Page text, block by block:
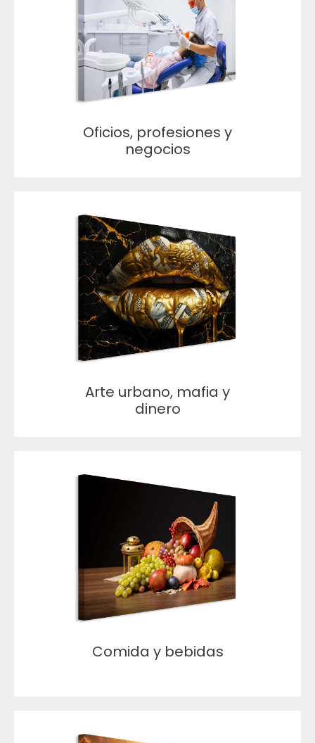
Oficios, profesiones y
negocios
Arte urbano, mafia y
dinero
Comida y bebidas